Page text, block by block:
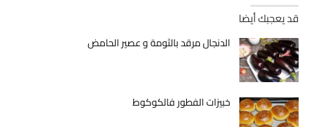
قد يعجبك أيضا
الدنجال مرقد بالثومة و عصير الحامض
خبيزات الفطور فالكوكوط